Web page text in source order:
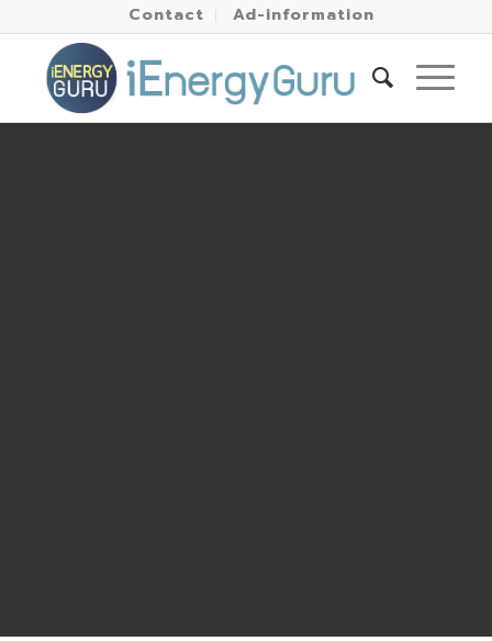
Contact Ad-information